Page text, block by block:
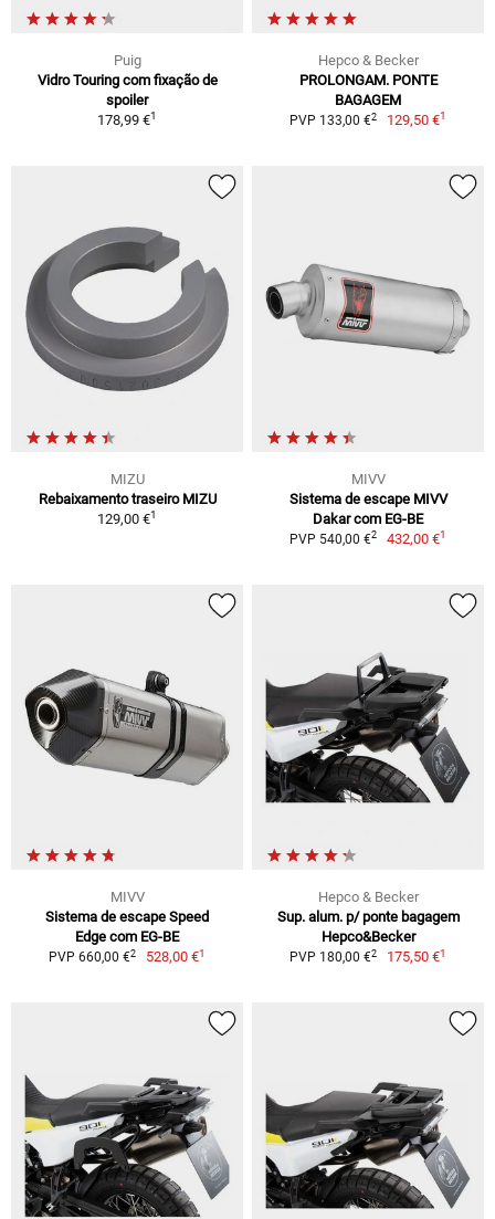
Puig
Vidro Touring com fixação de
spoiler
178,99 €1
Hepco & Becker
PROLONGAM. PONTE
BAGAGEM
PVP 133,00 €2 129,50 €1
MIZU
Rebaixamento traseiro MIZU
129,00 €1
MIVV
Sistema de escape MIVV
Dakar com EG-BE
PVP 540,00 €2 432,00 €1
MIVV
Sistema de escape Speed
Edge com EG-BE
PVP 660,00 €2 528,00 €1
Hepco & Becker
Sup. alum. p/ ponte bagagem
Hepco&Becker
PVP 180,00 €2 175,50 €1